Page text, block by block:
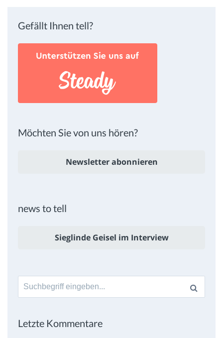
Gefällt Ihnen tell?
Möchten Sie von uns hören?
Newsletter abonnieren
news to tell
Sieglinde Geisel im Interview
Suche
nach:
Letzte Kommentare